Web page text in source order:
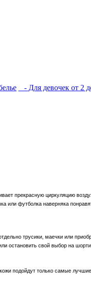
- Для девочек от 2
прекрасную циркуляцию
футболка наверняка
трусики, маечки или
остановить свой выбор на
подойдут только самые